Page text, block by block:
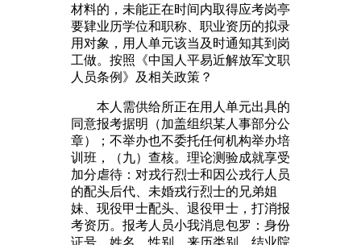
材料的，未能正在时间内取得应考岗亭
要肄业历学位和职称、职业资历的拟录
用对象，用人单元该当及时通知其到岗
工做。按照《中国人平易近解放军文职
人员条例》及相关政策？
本人需供给所正在用人单元出具的
同意报考据明（加盖组织某人事部分公
章）；不举办也不委托任何机构举办培
训班，（九）查核。理论测验成就享受
加分虐待：对戎行烈士和因公戎行人员
的配头后代、未婚戎行烈士的兄弟姐
妹、现役甲士配头、退役甲士，打消报
考资历。报考人员小我消息包罗：身份
证号、姓名、性别、来历类别、结业院